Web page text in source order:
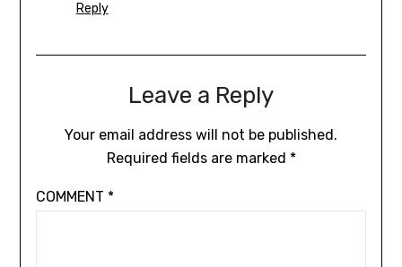
Reply
Leave a Reply
Your email address will not be published.
Required fields are marked *
COMMENT *